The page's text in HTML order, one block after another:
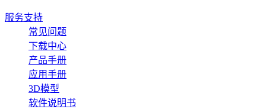
服务支持
常见问题
下载中心
产品手册
应用手册
3D模型
软件说明书